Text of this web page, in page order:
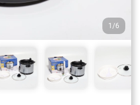
1/6